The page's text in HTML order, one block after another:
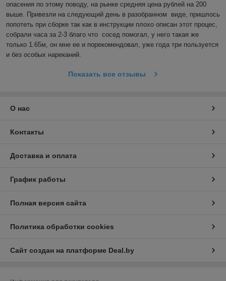
опасения по этому поводу, на рынке средняя цена рублей на 200
выше. Привезли на следующий день в разобранном  виде, пришлось
попотеть при сборке так как в инструкции плохо описан этот процес,
собрали часа за 2-3 благо что  сосед помогал, у него такая же
только 1.65м, он мне ее и порекомендовал, уже года три пользуется
и без особых нареканий.
Показать все отзывы
О нас
Контакты
Доставка и оплата
График работы
Полная версия сайта
Политика обработки cookies
Сайт создан на платформе Deal.by